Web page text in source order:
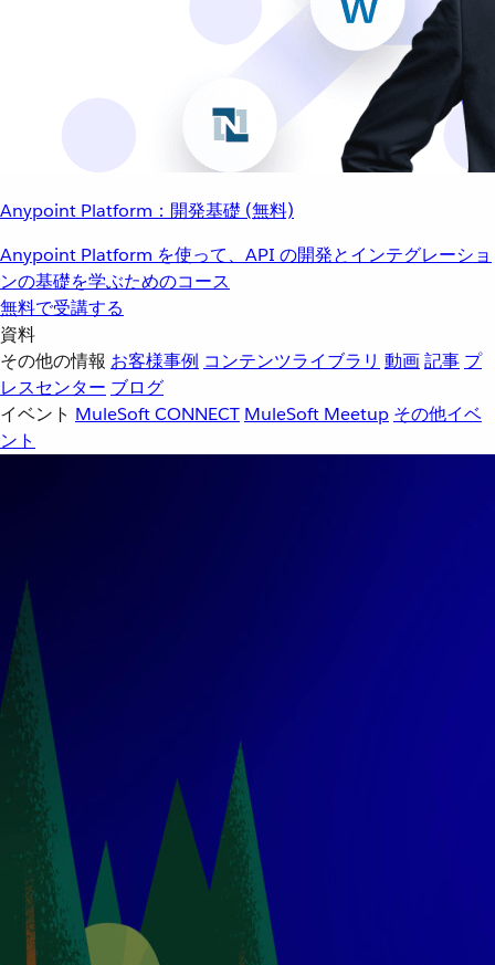
Anypoint Platform：開発基礎 (無料)
Anypoint Platform を使って、API の開発とインテグレーショ
ンの基礎を学ぶためのコース
無料で受講する
資料
その他の情報 お客様事例 コンテンツライブラリ 動画記事 プ
レスセンター ブログ
イベント MuleSoft CONNECT MuleSoft Meetup その他イベ
ント